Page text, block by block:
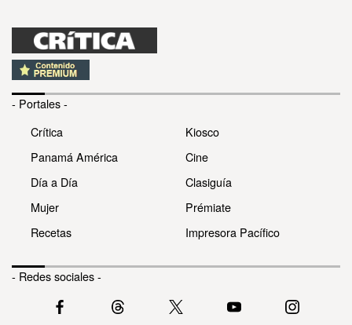
- Portales -
Crítica
Panamá América
Día a Día
Mujer
Recetas
Kiosco
Cine
Clasiguía
Prémiate
Impresora Pacífico
- Redes sociales -